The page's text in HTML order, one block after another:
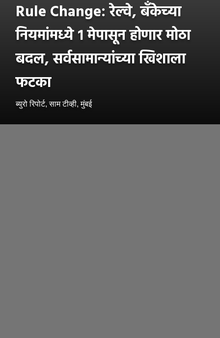
Rule Change: रेल्वे, बँकेच्या
नियमांमध्ये १ मेपासून होणार मोठा
बदल, सर्वसामान्यांच्या खिशाला
फटका
ब्युरो रिपोर्ट, साम टीव्ही, मुंबई